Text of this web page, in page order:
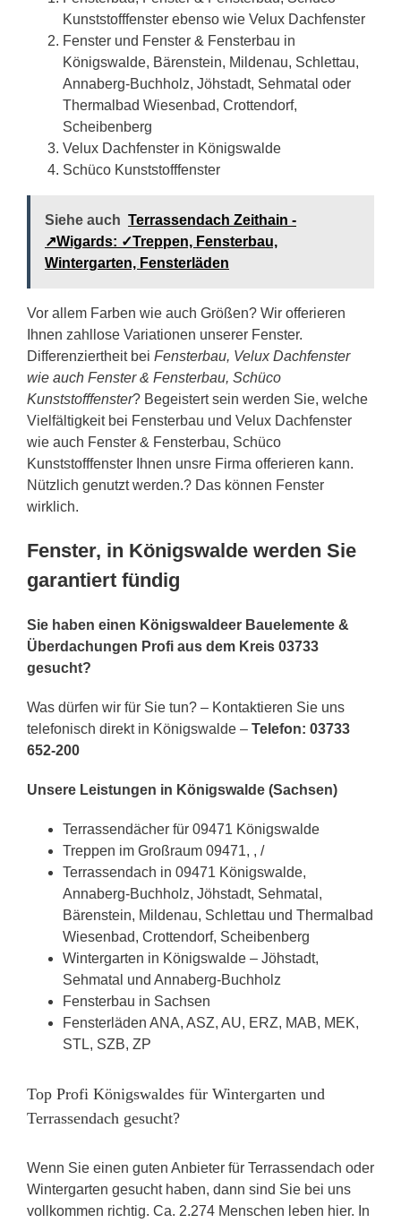
Kunststofffenster ebenso wie Velux Dachfenster
Fenster und Fenster & Fensterbau in
Königswalde, Bärenstein, Mildenau, Schlettau,
Annaberg-Buchholz, Jöhstadt, Sehmatal oder
Thermalbad Wiesenbad, Crottendorf,
Scheibenberg
Velux Dachfenster in Königswalde
Schüco Kunststofffenster
Siehe auch Terrassendach Zeithain -
↗️Wigards: ✓Treppen, Fensterbau,
Wintergarten, Fensterläden
Vor allem Farben wie auch Größen? Wir offerieren
Ihnen zahllose Variationen unserer Fenster.
Differenziertheit bei Fensterbau, Velux Dachfenster
wie auch Fenster & Fensterbau, Schüco
Kunststofffenster? Begeistert sein werden Sie, welche
Vielfältigkeit bei Fensterbau und Velux Dachfenster
wie auch Fenster & Fensterbau, Schüco
Kunststofffenster Ihnen unsre Firma offerieren kann.
Nützlich genutzt werden.? Das können Fenster
wirklich.
Fenster, in Königswalde werden Sie
garantiert fündig
Sie haben einen Königswaldeer Bauelemente &
Überdachungen Profi aus dem Kreis 03733
gesucht?
Was dürfen wir für Sie tun? – Kontaktieren Sie uns
telefonisch direkt in Königswalde – Telefon: 03733
652-200
Unsere Leistungen in Königswalde (Sachsen)
Terrassendächer für 09471 Königswalde
Treppen im Großraum 09471, , /
Terrassendach in 09471 Königswalde,
Annaberg-Buchholz, Jöhstadt, Sehmatal,
Bärenstein, Mildenau, Schlettau und Thermalbad
Wiesenbad, Crottendorf, Scheibenberg
Wintergarten in Königswalde – Jöhstadt,
Sehmatal und Annaberg-Buchholz
Fensterbau in Sachsen
Fensterläden ANA, ASZ, AU, ERZ, MAB, MEK,
STL, SZB, ZP
Top Profi Königswaldes für Wintergarten und
Terrassendach gesucht?
Wenn Sie einen guten Anbieter für Terrassendach oder
Wintergarten gesucht haben, dann sind Sie bei uns
vollkommen richtig. Ca. 2.274 Menschen leben hier. In